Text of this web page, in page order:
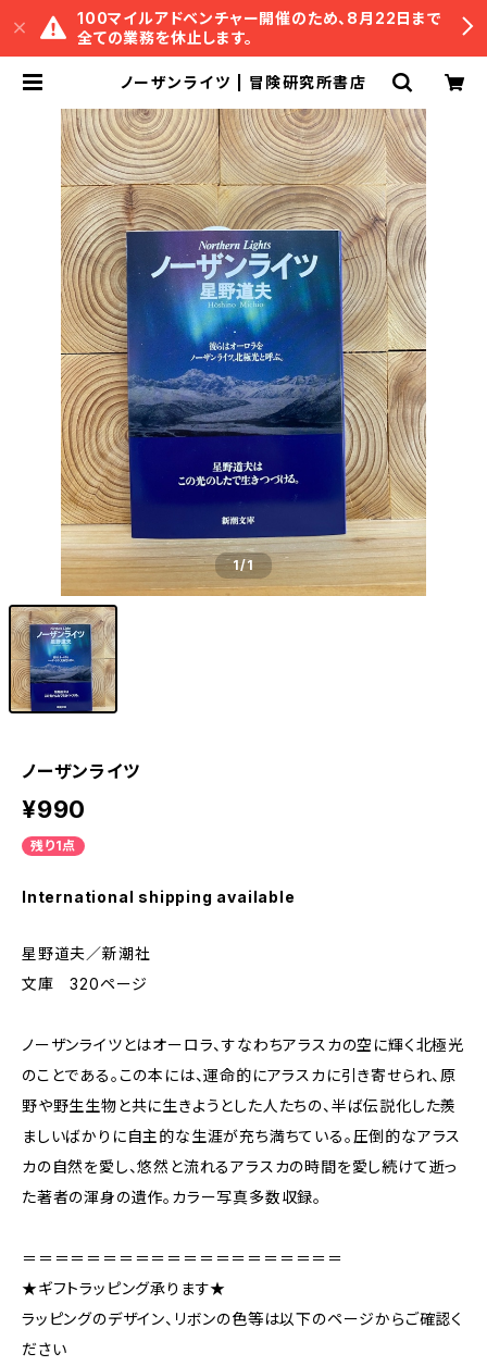
100マイルアドベンチャー開催のため、8月22日まで
全ての業務を休止します。
ノーザンライツ | 冒険研究所書店
1/1
ノーザンライツ
¥990
残り1点
International shipping available
星野道夫／新潮社
文庫 320ページ
ノーザンライツとはオーロラ、すなわちアラスカの空に輝く北極光
のことである。この本には、運命的にアラスカに引き寄せられ、原
野や野生生物と共に生きようとした人たちの、半ば伝説化した羨
ましいばかりに自主的な生涯が充ち満ちている。圧倒的なアラス
カの自然を愛し、悠然と流れるアラスカの時間を愛し続けて逝っ
た著者の渾身の遺作。カラー写真多数収録。
＝＝＝＝＝＝＝＝＝＝＝＝＝＝＝＝＝＝＝＝
★ギフトラッピング承ります★
ラッピングのデザイン、リボンの色等は以下のページからご確認く
ださい